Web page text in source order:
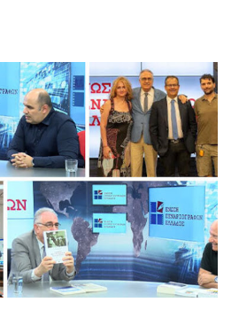
Η Ελίζα Σουφλή γεννήθηκε το 1989 και
από το Τμήμα Νομικής του
Θεσσαλονίκης. Έχει κάνει επίσης
της τέχνης και τη φιλολογία
Από το 2008 ασχολείται με την
και διατηρεί τον πολιτιστικό ιστότοπο